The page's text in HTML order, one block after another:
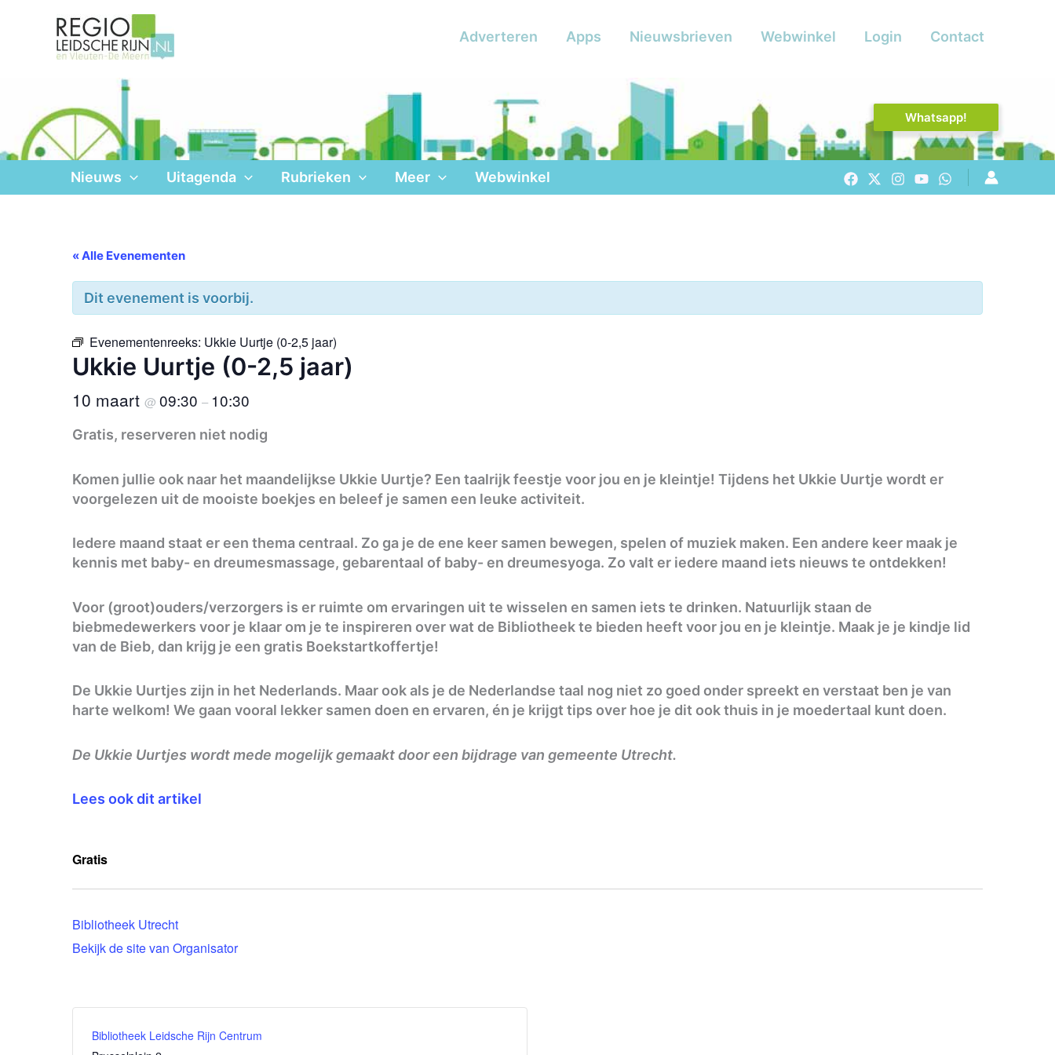
Adverteren Apps Nieuwsbrieven Webwinkel Login Contact
Whatsapp!
Nieuws Uitagenda Rubrieken Meer Webwinkel
« Alle Evenementen
Dit evenement is voorbij.
Evenementenreeks: Ukkie Uurtje (0-2,5 jaar)
Ukkie Uurtje (0-2,5 jaar)
10 maart @ 09:30 – 10:30
Gratis, reserveren niet nodig
Komen jullie ook naar het maandelijkse Ukkie Uurtje? Een taalrijk feestje voor jou en je kleintje! Tijdens het Ukkie Uurtje wordt er
voorgelezen uit de mooiste boekjes en beleef je samen een leuke activiteit.
Iedere maand staat er een thema centraal. Zo ga je de ene keer samen bewegen, spelen of muziek maken. Een andere keer maak je
kennis met baby- en dreumesmassage, gebarentaal of baby- en dreumesyoga. Zo valt er iedere maand iets nieuws te ontdekken!
Voor (groot)ouders/verzorgers is er ruimte om ervaringen uit te wisselen en samen iets te drinken. Natuurlijk staan de
biebmedewerkers voor je klaar om je te inspireren over wat de Bibliotheek te bieden heeft voor jou en je kleintje. Maak je je kindje lid
van de Bieb, dan krijg je een gratis Boekstartkoffertje!
De Ukkie Uurtjes zijn in het Nederlands. Maar ook als je de Nederlandse taal nog niet zo goed onder spreekt en verstaat ben je van
harte welkom! We gaan vooral lekker samen doen en ervaren, én je krijgt tips over hoe je dit ook thuis in je moedertaal kunt doen.
De Ukkie Uurtjes wordt mede mogelijk gemaakt door een bijdrage van gemeente Utrecht.
Lees ook dit artikel
Gratis
Bibliotheek Utrecht
Bekijk de site van Organisator
Bibliotheek Leidsche Rijn Centrum